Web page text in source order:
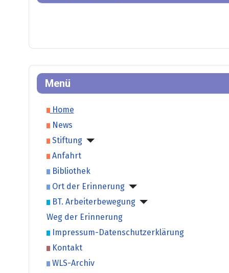
Menü
Home
News
Stiftung
Anfahrt
Bibliothek
Ort der Erinnerung
BT. Arbeiterbewegung
Weg der Erinnerung
Impressum-Datenschutzerklärung
Kontakt
WLS-Archiv